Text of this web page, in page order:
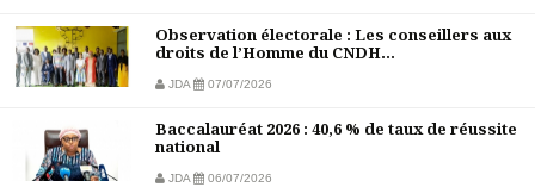
Observation électorale : Les conseillers aux
droits de l’Homme du CNDH...
JDA 07/07/2026
Baccalauréat 2026 : 40,6 % de taux de réussite
national
JDA 06/07/2026